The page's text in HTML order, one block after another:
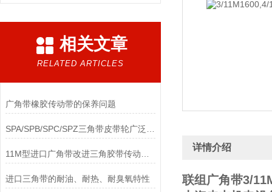
相关文章
RELATED ARTICLES
广角带橡胶传动带的保养问题
进口三角带的耐油、耐热、耐臭氧特性
详情介绍
联组广角带3/